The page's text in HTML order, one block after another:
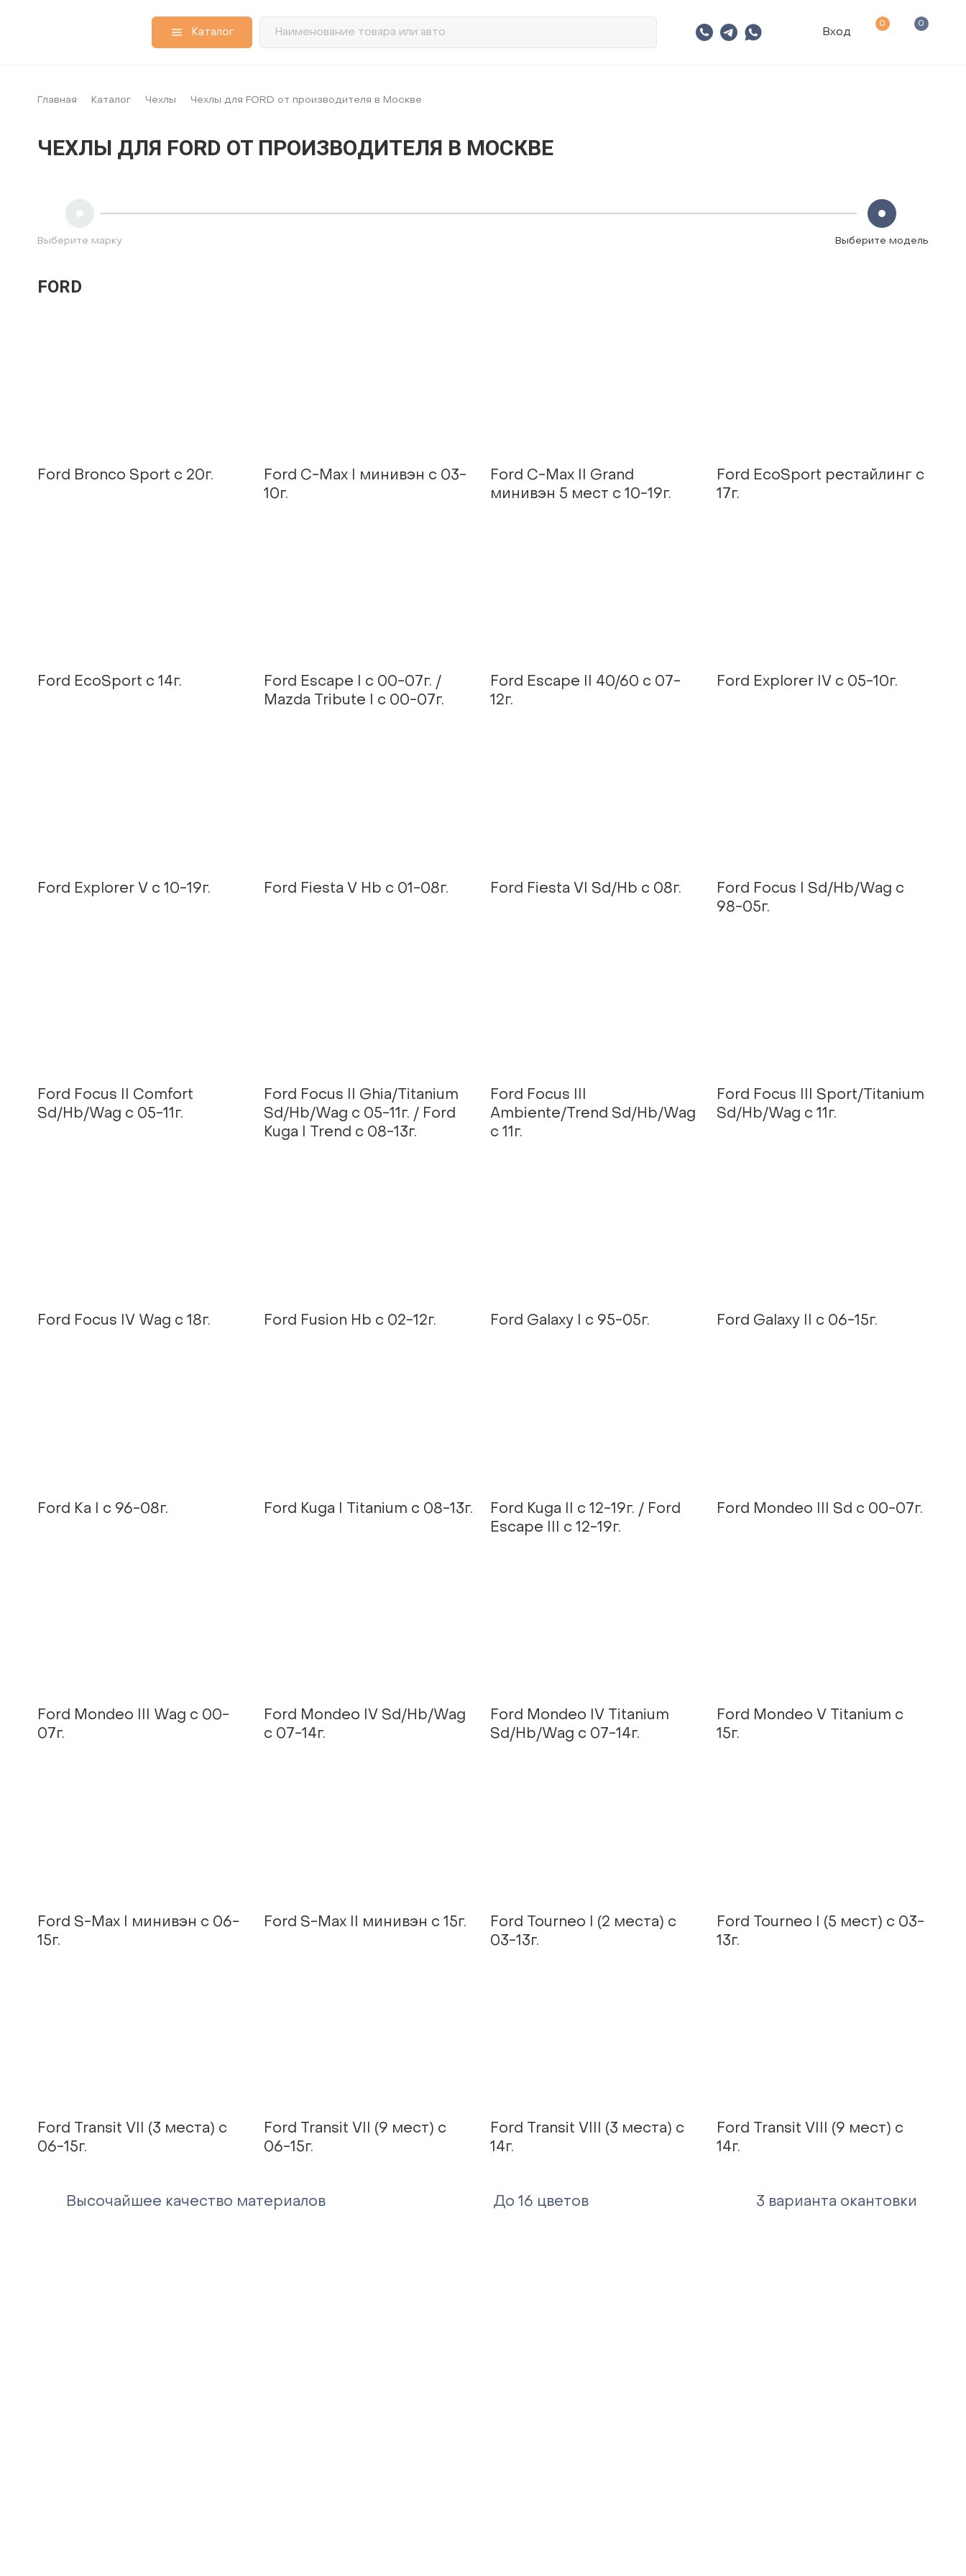
Каталог Вход
0 0
Главная Каталог Чехлы Чехлы для FORD от производителя в Москве
ЧЕХЛЫ ДЛЯ FORD ОТ ПРОИЗВОДИТЕЛЯ В МОСКВЕ
Выберите марку Выберите модель
FORD
Ford Bronco Sport с 20г.
Ford C-Max I минивэн с 03-
10г.
Ford C-Max II Grand
минивэн 5 мест с 10-19г.
Ford EcoSport рестайлинг с
17г.
Ford EcoSport с 14г.
Ford Escape I с 00-07г. /
Mazda Tribute I c 00-07г.
Ford Escape II 40/60 с 07-
12г.
Ford Explorer IV c 05-10г.
Ford Explorer V c 10-19г. Ford Fiesta V Hb с 01-08г. Ford Fiesta VI Sd/Hb с 08г.
Ford Focus I Sd/Hb/Wag с
98-05г.
Ford Focus II Comfort
Sd/Hb/Wag с 05-11г.
Ford Focus II Ghia/Titanium
Sd/Hb/Wag с 05-11г. / Ford
Kuga I Trend с 08-13г.
Ford Focus III
Ambiente/Trend Sd/Hb/Wag
с 11г.
Ford Focus III Sport/Titanium
Sd/Hb/Wag с 11г.
Ford Focus IV Wag с 18г. Ford Fusion Hb с 02-12г. Ford Galaxy I с 95-05г. Ford Galaxy II c 06-15г.
Ford Ka I с 96-08г. Ford Kuga I Titanium с 08-13г.
Ford Kuga II c 12-19г. / Ford
Escape III c 12-19г.
Ford Mondeo III Sd с 00-07г.
Ford Mondeo III Wag с 00-
07г.
Ford Mondeo IV Sd/Hb/Wag
с 07-14г.
Ford Mondeo IV Titanium
Sd/Hb/Wag с 07-14г.
Ford Mondeo V Titanium с
15г.
Ford S-Max I минивэн с 06-
15г.
Ford S-Max II минивэн с 15г.
Ford Tourneo I (2 места) с
03-13г.
Ford Tourneo I (5 мест) с 03-
13г.
Ford Transit VII (3 места) с
06-15г.
Ford Transit VII (9 мест) с
06-15г.
Ford Transit VIII (3 места) с
14г.
Ford Transit VIII (9 мест) с
14г.
Высочайшее качество материалов До 16 цветов 3 варианта окантовки